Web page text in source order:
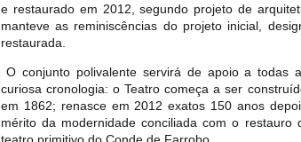
e restaurado em 2012, segundo projeto de
manteve as reminiscências do projeto inicial,
restaurada.
O conjunto polivalente servirá de apoio a todas
curiosa cronologia: o Teatro começa a ser
em 1862; renasce em 2012 exatos 150 anos
mérito da modernidade conciliada com o
teatro primitivo do Conde de Farrobo.